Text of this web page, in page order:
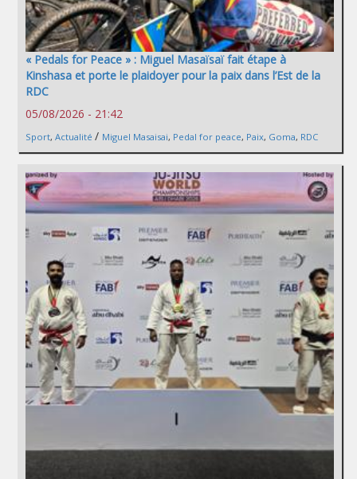
« Pedals for Peace » : Miguel Masaïsaï fait étape à
Kinshasa et porte le plaidoyer pour la paix dans l’Est de la
RDC
05/08/2026 - 21:42
Sport, Actualité / Miguel Masaisai, Pedal for peace, Paix, Goma, RDC